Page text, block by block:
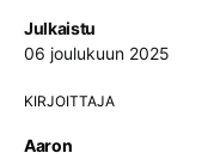
Julkaistu
06 joulukuun 2025
KIRJOITTAJA
Aaron